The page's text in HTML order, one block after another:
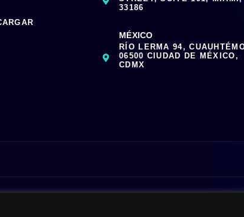
33186
MÉXICO
RÍO LERMA 94,
06500 CIUDAD DE MÉXICO,
CDMX